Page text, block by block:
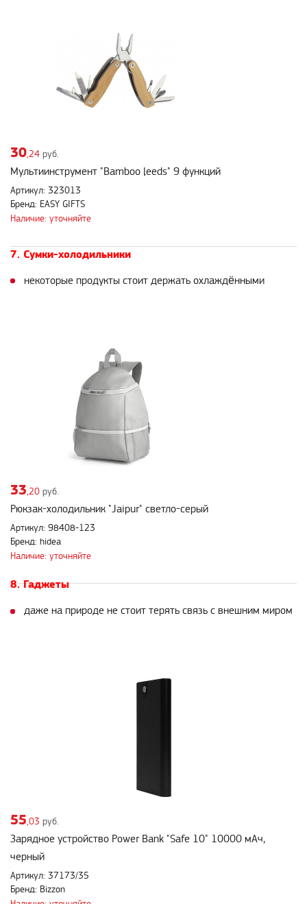
30,24 руб.
Мультиинструмент "Bamboo leeds" 9 функций
Артикул: 323013
Бренд: EASY GIFTS
Наличие: уточняйте
7. Сумки-холодильники
некоторые продукты стоит держать охлаждёнными
33 ,20 руб.
Рюкзак-холодильник "Jaipur" светло-серый
Артикул: 98408-123
Бренд: hidea
Наличие: уточняйте
8. Гаджеты
даже на природе не стоит терять связь с внешним миром
55,03 руб.
Зарядное устройство Power Bank "Safe 10" 10000 мАч,
черный
Артикул: 37173/35
Бренд: Bizzon